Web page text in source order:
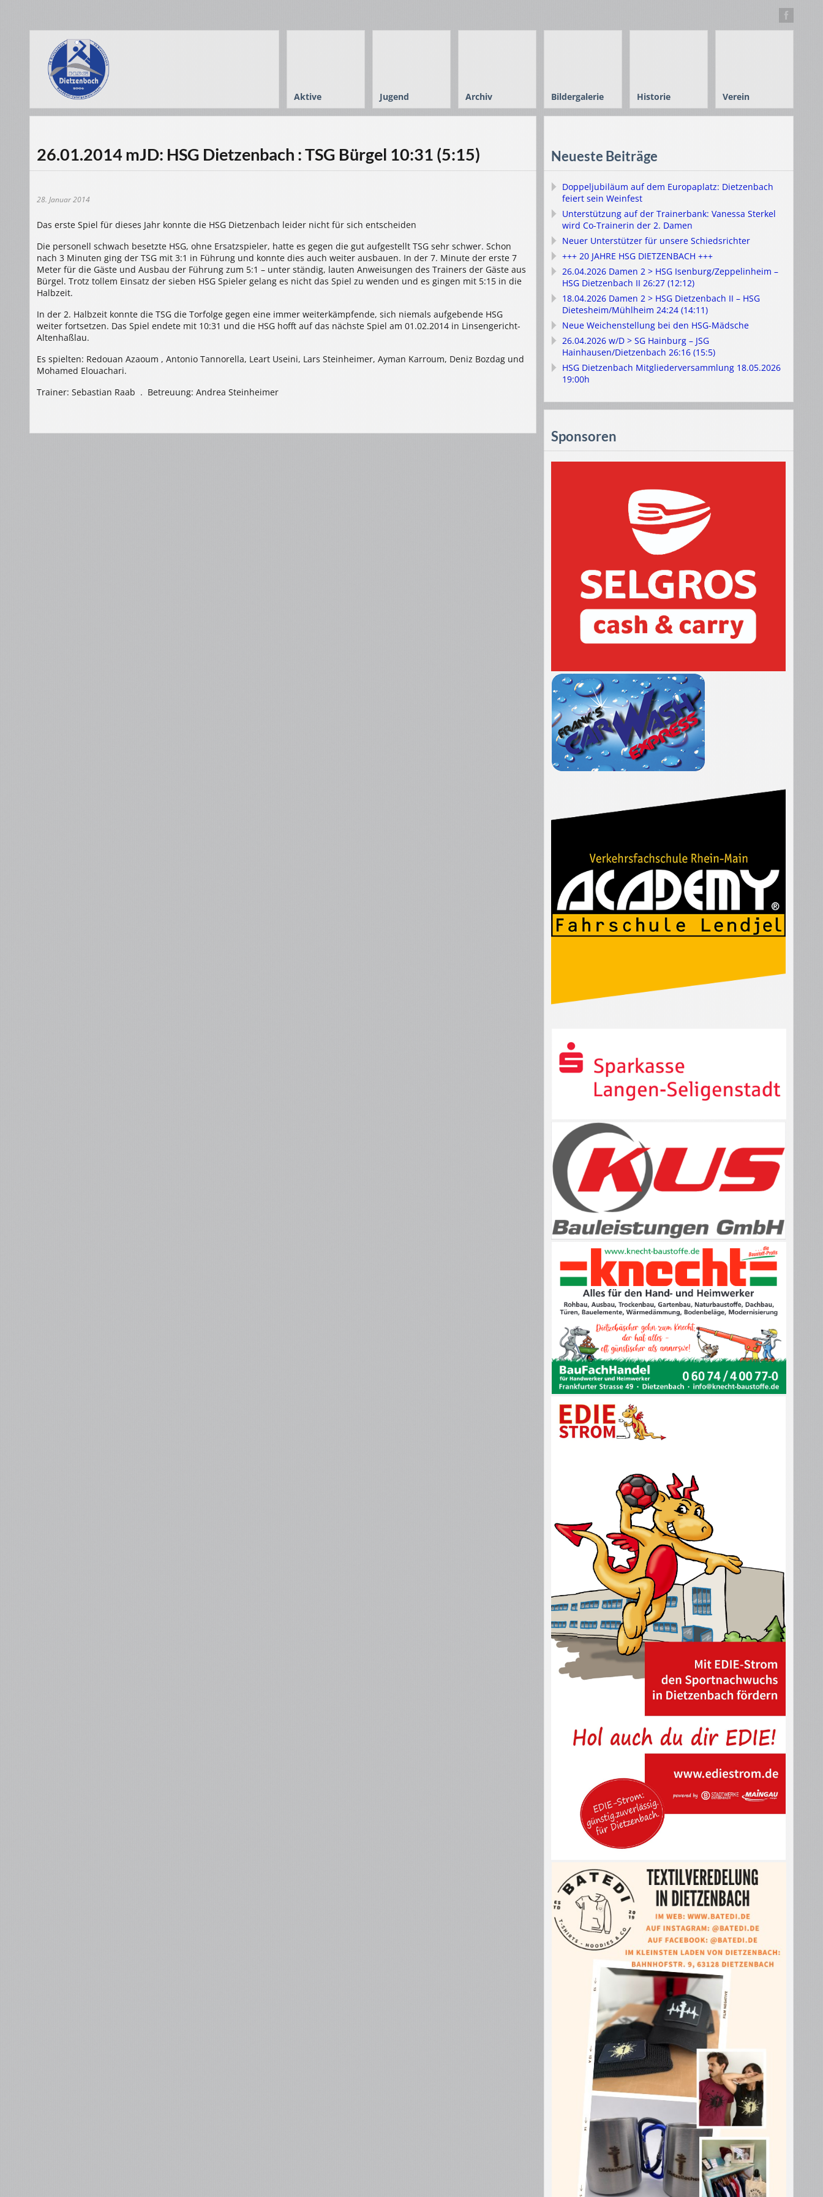
Aktive Jugend Archiv Bildergalerie Historie Verein
26.01.2014 mJD: HSG Dietzenbach : TSG Bürgel 10:31 (5:15)
28. Januar 2014
Das erste Spiel für dieses Jahr konnte die HSG Dietzenbach leider nicht für sich entscheiden
Die personell schwach besetzte HSG, ohne Ersatzspieler, hatte es gegen die gut aufgestellt TSG sehr schwer. Schon
nach 3 Minuten ging der TSG mit 3:1 in Führung und konnte dies auch weiter ausbauen. In der 7. Minute der erste 7
Meter für die Gäste und Ausbau der Führung zum 5:1 – unter ständig, lauten Anweisungen des Trainers der Gäste aus
Bürgel. Trotz tollem Einsatz der sieben HSG Spieler gelang es nicht das Spiel zu wenden und es gingen mit 5:15 in die
Halbzeit.
In der 2. Halbzeit konnte die TSG die Torfolge gegen eine immer weiterkämpfende, sich niemals aufgebende HSG
weiter fortsetzen. Das Spiel endete mit 10:31 und die HSG hofft auf das nächste Spiel am 01.02.2014 in Linsengericht-
Altenhaßlau.
Es spielten: Redouan Azaoum , Antonio Tannorella, Leart Useini, Lars Steinheimer, Ayman Karroum, Deniz Bozdag und
Mohamed Elouachari.
Trainer: Sebastian Raab . Betreuung: Andrea Steinheimer
Neueste Beiträge
Doppeljubiläum auf dem Europaplatz: Dietzenbach
feiert sein Weinfest
Unterstützung auf der Trainerbank: Vanessa Sterkel
wird Co-Trainerin der 2. Damen
Neuer Unterstützer für unsere Schiedsrichter
+++ 20 JAHRE HSG DIETZENBACH +++
26.04.2026 Damen 2 > HSG Isenburg/Zeppelinheim –
HSG Dietzenbach II 26:27 (12:12)
18.04.2026 Damen 2 > HSG Dietzenbach II – HSG
Dietesheim/Mühlheim 24:24 (14:11)
Neue Weichenstellung bei den HSG-Mädsche
26.04.2026 w/D > SG Hainburg – JSG
Hainhausen/Dietzenbach 26:16 (15:5)
HSG Dietzenbach Mitgliederversammlung 18.05.2026
19:00h
Sponsoren